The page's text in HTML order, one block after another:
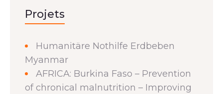
Projets
Humanitäre Nothilfe Erdbeben
Myanmar
AFRICA: Burkina Faso – Prevention
of chronical malnutrition – Improving